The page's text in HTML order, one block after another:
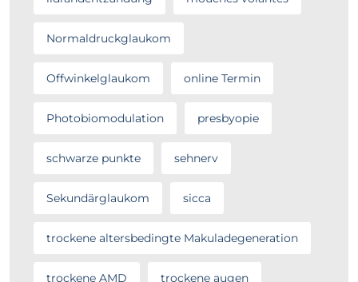
Normaldruckglaukom
Offwinkelglaukom online Termin
Photobiomodulation presbyopie
schwarze punkte sehnerv
Sekundärglaukom sicca
trockene altersbedingte Makuladegeneration
trockene AMD trockene augen